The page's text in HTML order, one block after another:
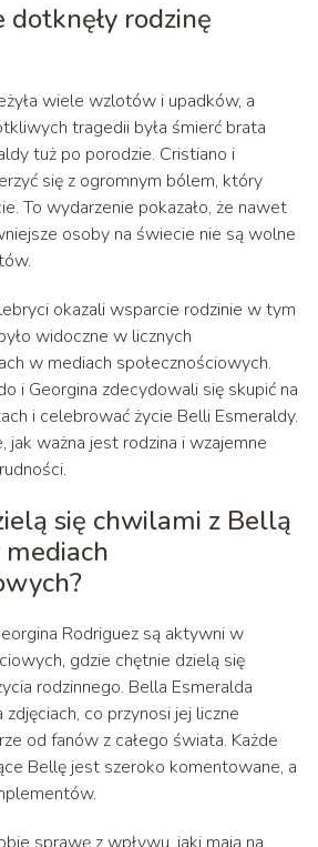
dotknęły rodzinę
wiele wzlotów i upadków, a
tragedii była śmierć brata
tuż po porodzie. Cristiano i
się z ogromnym bólem, który
To wydarzenie pokazało, że nawet
osoby na świecie nie są wolne
okazali wsparcie rodzinie w tym
widoczne w licznych
w mediach społecznościowych.
i Georgina zdecydowali się skupić na
i celebrować życie Belli Esmeraldy.
jak ważna jest rodzina i wzajemne
się chwilami z Bellą
Rodriguez są aktywni w
gdzie chętnie dzielą się
rodzinnego. Bella Esmeralda
co przynosi jej liczne
od fanów z całego świata. Każde
Bellę jest szeroko komentowane, a